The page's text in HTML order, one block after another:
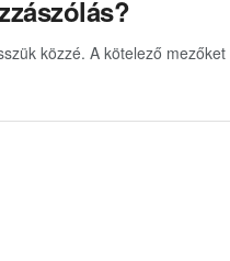
közzé. A kötelező mezőket